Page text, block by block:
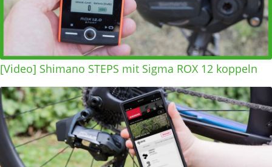
[Video] Shimano STEPS mit Sigma ROX 12 koppeln